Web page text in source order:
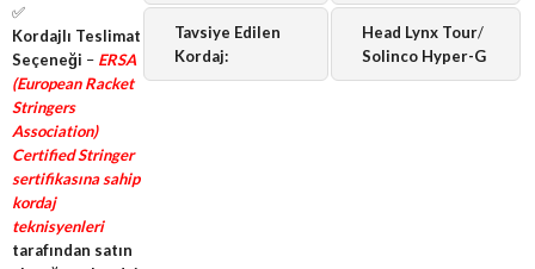
✅
Kordajlı Teslimat
Seçeneği – ERSA
(European Racket
Stringers
Association)
Certified Stringer
sertifikasına sahip
kordaj
teknisyenleri
tarafından satın
Tavsiye Edilen
Kordaj:
Head Lynx Tour/
Solinco Hyper-G